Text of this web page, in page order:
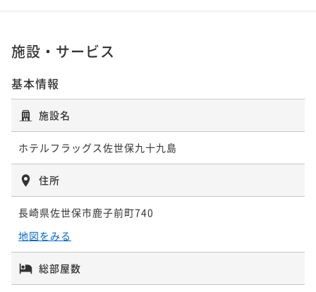
施設・サービス
基本情報
施設名
ホテルフラッグス佐世保九十九島
住所
長崎県佐世保市鹿子前町740
地図をみる
総部屋数